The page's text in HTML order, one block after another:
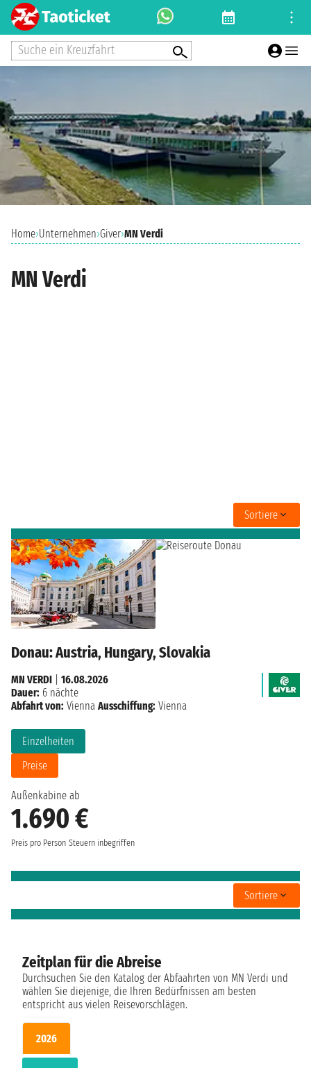
Suche ein Kreuzfahrt
Home›Unternehmen›Giver›MN Verdi
MN Verdi
Sortiere
Donau: Austria, Hungary, Slovakia
Außenkabine ab
1.690 €
Preis pro Person Steuern inbegriffen
Einzelheiten
Preise
MN VERDI
16.08.2026
Dauer: 6 nächte
Abfahrt von: Vienna Ausschiffung: Vienna
Sortiere
Zeitplan für die Abreise
Durchsuchen Sie den Katalog der Abfaahrten von MN Verdi und
wählen Sie diejenige, die Ihren Bedürfnissen am besten
entspricht aus vielen Reisevorschlägen.
2026